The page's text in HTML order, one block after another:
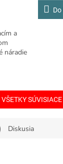
a
náradie
4ks V
Diskusia